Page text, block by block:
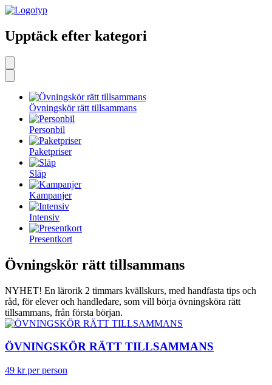
Upptäck efter kategori
Övningskör rätt tillsammans
Personbil
Paketpriser
Släp
Kampanjer
Intensiv
Presentkort
Övningskör rätt tillsammans
NYHET! En lärorik 2 timmars kvällskurs, med handfasta tips och
råd, för elever och handledare, som vill börja övningsköra rätt
tillsammans, från första början.
ÖVNINGSKÖR RÄTT TILLSAMMANS
49 kr per person